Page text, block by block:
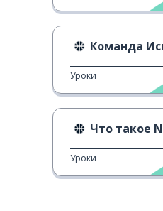
Команда
Уроки
Что такое
Уроки